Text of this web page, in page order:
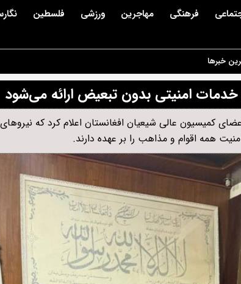
فرهنگی مهاجرین ورزشی فلسطین
خبرها
خدمات امنیتی بدون تبعیض ارائه می‌شود
کمیسیون عالی شیعیان افغانستان اعلام کرد که
همه اقوام و مذاهب را بر عهده دارند.